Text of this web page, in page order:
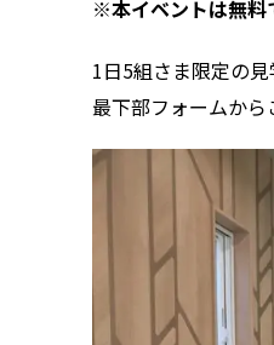
※本イベントは無料
1日5組さま限定の
最下部フォームから